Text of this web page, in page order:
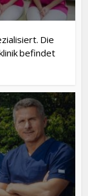
Die
befindet